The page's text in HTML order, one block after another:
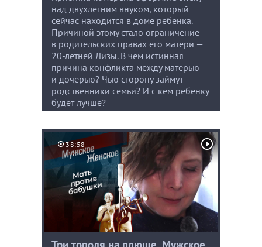
над двухлетним внуком, который
сейчас находится в доме ребенка.
Причиной этому стало ограничение
в родительских правах его матери —
20-летней Лизы. В чем истинная
причина конфликта между матерью
и дочерью? Чью сторону займут
родственники семьи? И с кем ребенку
будет лучше?
38:58